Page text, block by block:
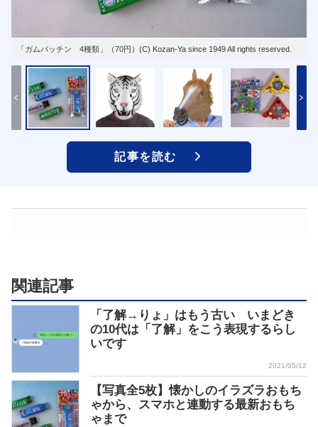
「ガムパッチン 4種類」（70円）(C) Kozan-Ya since 1949 All rights reserved.
記事を読む
関連記事
「了解→りょ」はもう古い いまどき
の10代は「了解」をこう表現するらし
いです
2021/05/12
【写真全5枚】懐かしのイラズラおもち
ゃから、スマホと連動する最新おもち
ゃまで